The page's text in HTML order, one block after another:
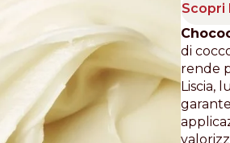
Europe & Middle East
EnglishDutch Italiano
North America
English
Scopri
di
rende
Liscia,